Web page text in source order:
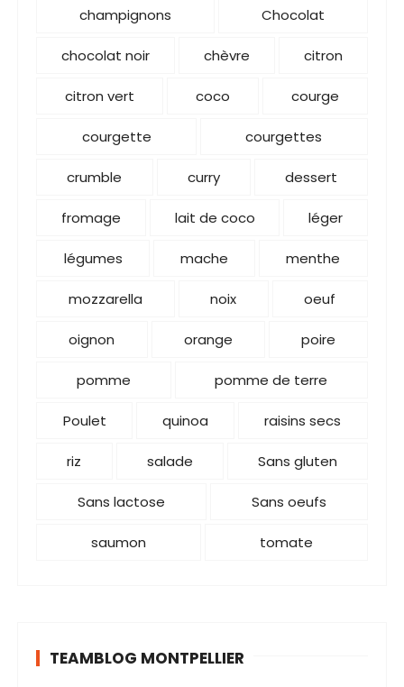
champignons Chocolat
chocolat noir chèvre citron
citron vert coco courge
courgette courgettes
crumble curry dessert
fromage lait de coco léger
légumes mache menthe
mozzarella noix oeuf
oignon orange poire
pomme pomme de terre
Poulet quinoa raisins secs
riz salade Sans gluten
Sans lactose Sans oeufs
saumon tomate
TEAMBLOG MONTPELLIER